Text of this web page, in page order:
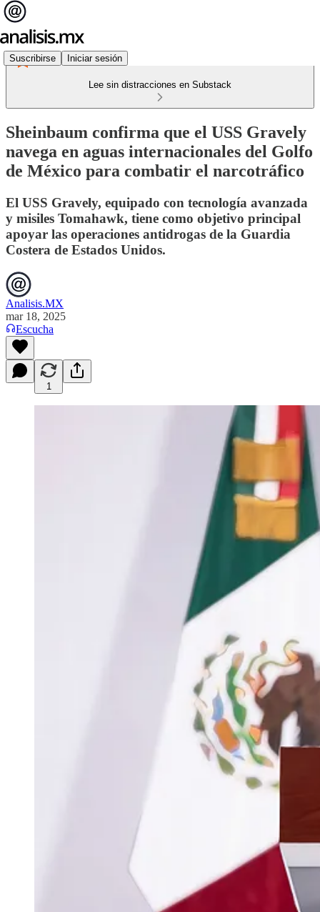
Suscribirse Iniciar sesión
Lee sin distracciones en Substack
Sheinbaum confirma que el USS Gravely
navega en aguas internacionales del Golfo
de México para combatir el narcotráfico
El USS Gravely, equipado con tecnología avanzada
y misiles Tomahawk, tiene como objetivo principal
apoyar las operaciones antidrogas de la Guardia
Costera de Estados Unidos.
Analisis.MX
mar 18, 2025
Escucha
1